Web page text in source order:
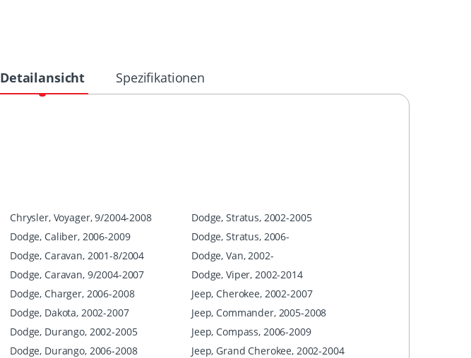
Detailansicht Spezifikationen
Chrysler, Voyager, 9/2004-2008
Dodge, Stratus, 2002-2005
Dodge, Caliber, 2006-2009
Dodge, Stratus, 2006-
Dodge, Caravan, 2001-8/2004
Dodge, Van, 2002-
Dodge, Caravan, 9/2004-2007
Dodge, Viper, 2002-2014
Dodge, Charger, 2006-2008
Jeep, Cherokee, 2002-2007
Dodge, Dakota, 2002-2007
Jeep, Commander, 2005-2008
Dodge, Durango, 2002-2005
Jeep, Compass, 2006-2009
Dodge, Durango, 2006-2008
Jeep, Grand Cherokee, 2002-2004